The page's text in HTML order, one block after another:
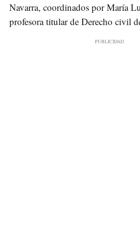
Navarra, coordinados por María
profesora titular de Derecho civil